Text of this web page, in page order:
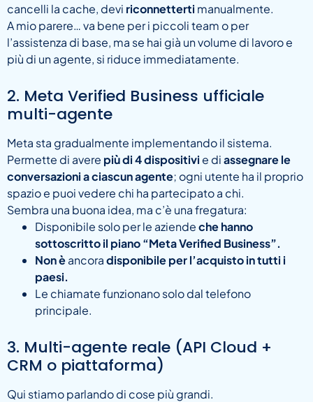
cancelli la cache, devi riconnetterti manualmente.
A mio parere… va bene per i piccoli team o per
l’assistenza di base, ma se hai già un volume di lavoro e
più di un agente, si riduce immediatamente.
2. Meta Verified Business ufficiale
multi-agente
Meta sta gradualmente implementando il sistema.
Permette di avere più di 4 dispositivi e diassegnare le
conversazioni a ciascun agente; ogni utente ha il proprio
spazio e puoi vedere chi ha partecipato a chi.
Sembra una buona idea, ma c’è una fregatura:
Disponibile solo per le aziendeche hanno
sottoscritto il piano “Meta Verified Business”.
Non èancoradisponibile per l’acquisto in tutti i
paesi.
Le chiamate funzionano solo dal telefono
principale.
3. Multi-agente reale (API Cloud +
CRM o piattaforma)
Qui stiamo parlando di cose più grandi.